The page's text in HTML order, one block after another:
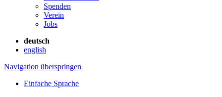
Spenden
Verein
Jobs
deutsch
english
Navigation überspringen
Einfache Sprache